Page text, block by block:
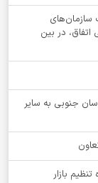
سازمان‌های
اتفاق، در بین
تن کالا از خراسان جنوبی به سایر
بازار